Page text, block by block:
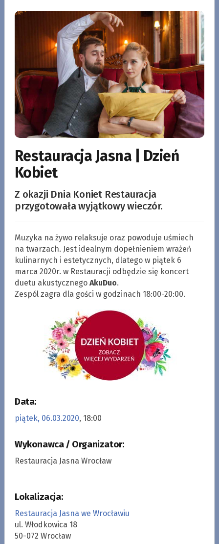
Restauracja Jasna | Dzień
Kobiet
Z okazji Dnia Koniet Restauracja
przygotowała wyjątkowy wieczór.
Muzyka na żywo relaksuje oraz powoduje uśmiech
na twarzach. Jest idealnym dopełnieniem wrażeń
kulinarnych i estetycznych, dlatego w piątek 6
marca 2020r. w Restauracji odbędzie się koncert
duetu akustycznego AkuDuo.
Zespól zagra dla gości w godzinach 18:00-20:00.
Data:
piątek, 06.03.2020, 18:00
Wykonawca / Organizator:
Restauracja Jasna Wrocław
Lokalizacja:
Restauracja Jasna we Wrocławiu
ul. Włodkowica 18
50-072 Wrocław